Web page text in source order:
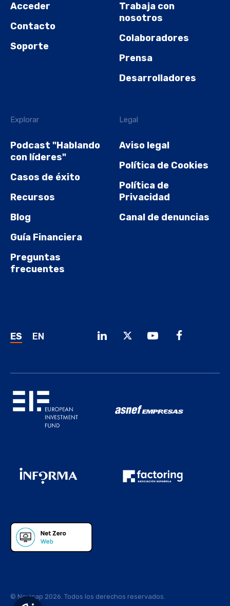
Acceder
Contacto
Soporte
Trabaja con
nosotros
Colaboradores
Prensa
Desarrolladores
Explorar
Podcast "Hablando
con líderes"
Casos de éxito
Recursos
Blog
Guía Financiera
Preguntas
frecuentes
Legal
Aviso legal
Política de Cookies
Política de
Privacidad
Canal de denuncias
ES EN
© Novicap 2026. Todos los derechos reservados.